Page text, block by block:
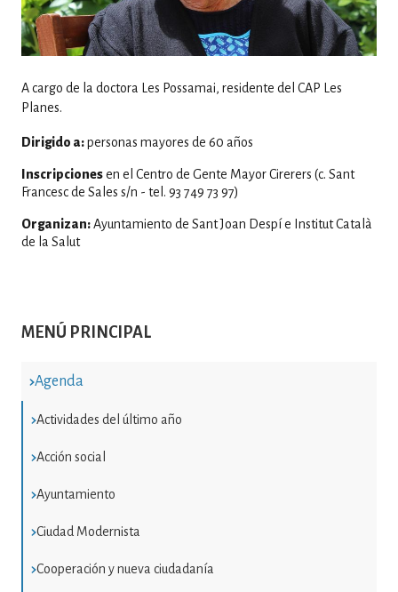
MENÚ PRINCIPAL
Agenda
Actividades del último año
Acción social
Ayuntamiento
Ciudad Modernista
Cooperación y nueva ciudadanía
A cargo de la doctora Les Possamai, residente del CAP Les
Planes.
Dirigido a:personas mayores de 60 años
Inscripcionesen el Centro de Gente Mayor Cirerers (c. Sant
Francesc de Sales s/n - tel. 93 749 73 97)
Organizan:Ayuntamiento de Sant Joan Despí e Institut Català
de la Salut